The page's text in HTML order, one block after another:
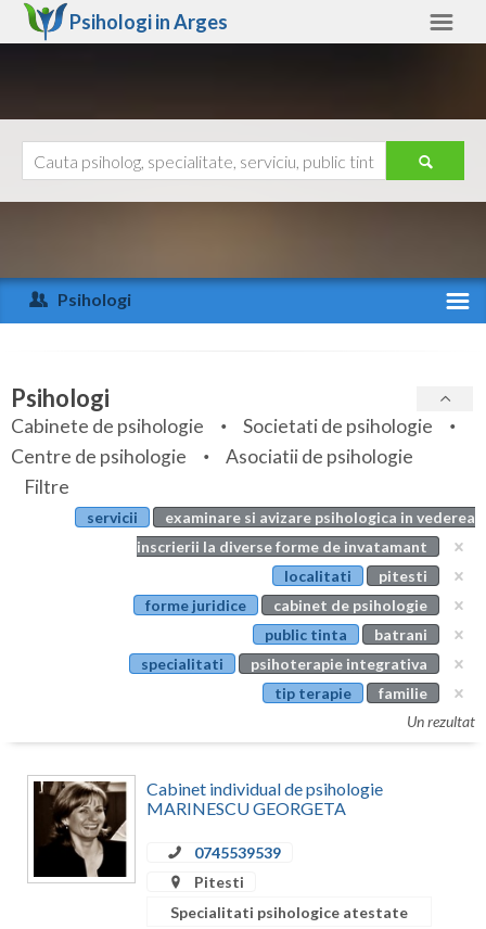
Psihologi inArges
Arad
Arges
Bihor
Bistrita-Nasaud
Botosani
Constanta
Covasna
Ajutor
Psihologi
Specialitati
Servicii
Articole
Evenimente
Psihologi
Cabinete de psihologie
Societati de psihologie
Centre de psihologie
Asociatii de psihologie
Filtre
servicii
examinare si avizare psihologica in vederea
inscrierii la diverse forme de invatamant
localitati
pitesti
forme juridice
cabinet de psihologie
public tinta
batrani
specialitati
psihoterapie integrativa
tip terapie
familie
Un rezultat
Cabinet individual de psihologie
MARINESCU GEORGETA
0745539539
Pitesti
Specialitati psihologice atestate